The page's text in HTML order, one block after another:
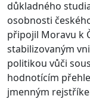
důkladného
osobnosti
připojil Moravu k
stabilizovaným
politikou vůči
hodnotícím
jmenným